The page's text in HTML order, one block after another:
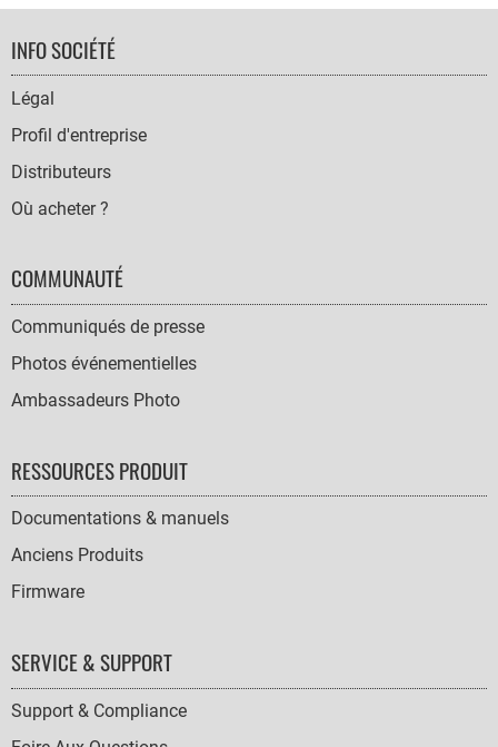
FOOTER
NAVIGATION
INFO SOCIÉTÉ
Légal
Profil d'entreprise
Distributeurs
Où acheter ?
COMMUNAUTÉ
Communiqués de presse
Photos événementielles
Ambassadeurs Photo
RESSOURCES PRODUIT
Documentations & manuels
Anciens Produits
Firmware
SERVICE & SUPPORT
Support & Compliance